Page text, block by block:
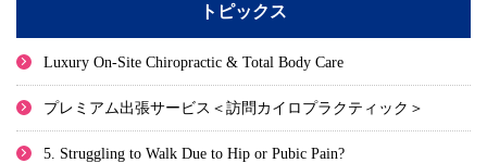
トピックス
Luxury On-Site Chiropractic & Total Body Care
プレミアム出張サービス＜訪問カイロプラクティック＞
5. Struggling to Walk Due to Hip or Pubic Pain?